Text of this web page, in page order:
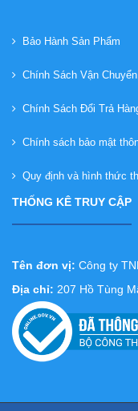
Bảo Hành Sản Phẩm
Chính Sách Vận Chuyển
Chính Sách Đổi Trả
Chính sách bảo mật
Quy định và hình thức
THỐNG KÊ TRUY CẬP
Tên đơn vị: Công ty
Địa chỉ: 207 Hồ Tùng